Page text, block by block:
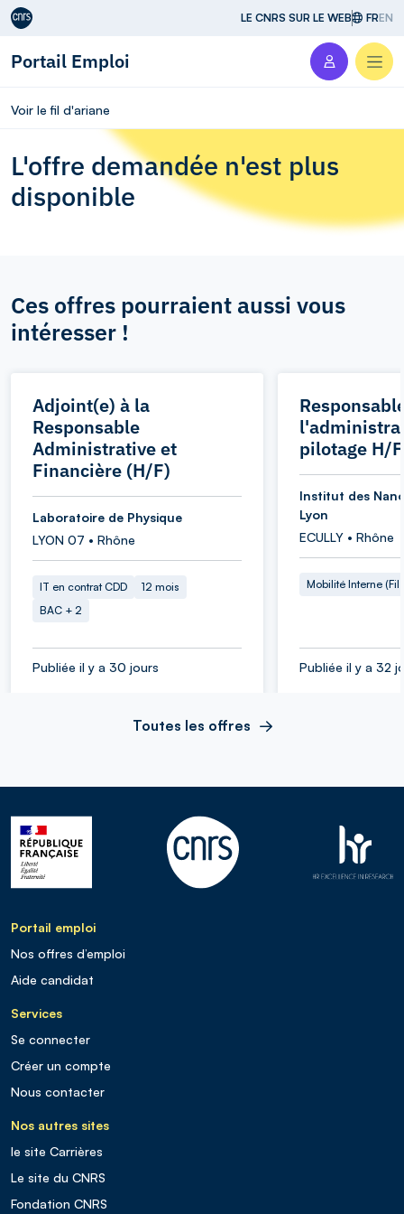
Aller au contenu LE CNRS SUR LE WEB FREN
Portail Emploi
Voir le fil d'ariane
L'offre demandée n'est plus
disponible
Ces offres pourraient aussi vous
intéresser !
Adjoint(e) à la
Responsable
Administrative et
Financière (H/F)
Laboratoire de Physique
LYON 07 • Rhône
IT en contrat CDD
12 mois
BAC + 2
Publiée il y a 30 jours
pilotage H/F
Institut des
Lyon
ECULLY • Rhône
Mobilité Interne (Fil
Publiée il y a 32
Toutes les offres
Portail emploi
Nos offres d’emploi
Aide candidat
Services
Se connecter
Créer un compte
Nous contacter
Nos autres sites
le site Carrières
Le site du CNRS
Fondation CNRS